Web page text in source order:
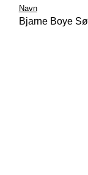
Navn
Bjarne Boye